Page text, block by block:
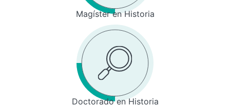
Magíster en Historia
Doctorado en Historia